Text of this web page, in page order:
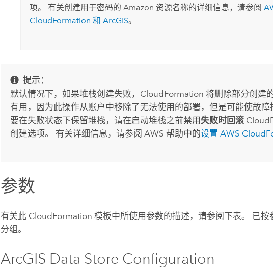
项。 有关创建用于密码的Amazon 资源名称的详细信息，请参阅
CloudFormation 和 ArcGIS。
提示：
默认情况下，如果堆栈创建失败， CloudFormation 将删除部分创建
有用，因为此操作从账户中移除了无法使用的部署，但是可能使故障
要在失败状态下保留堆栈，请在启动堆栈之前禁用失败时回滚
创建选项。 有关详细信息，请参阅 AWS 帮助中的设置 AWS
参数
有关此 CloudFormation 模板中所使用参数的描述，请参阅下表。 已按
分组。
ArcGIS Data Store Configuration